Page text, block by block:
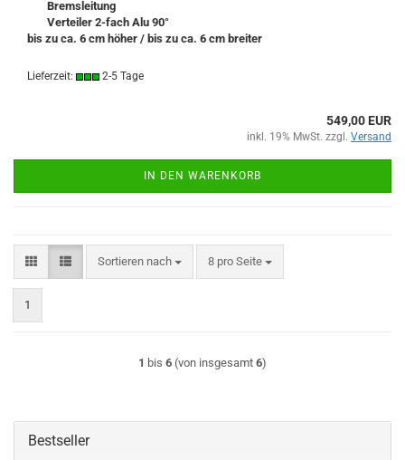
Bremsleitung
Verteiler 2-fach Alu 90°
bis zu ca. 6 cm höher / bis zu ca. 6 cm breiter
Lieferzeit: 2-5 Tage
549,00 EUR
inkl. 19% MwSt. zzgl. Versand
IN DEN WARENKORB
Sortieren nach
Sortieren nach 8 pro Seite
pro Seite
1
1 bis 6 (von insgesamt 6)
Bestseller